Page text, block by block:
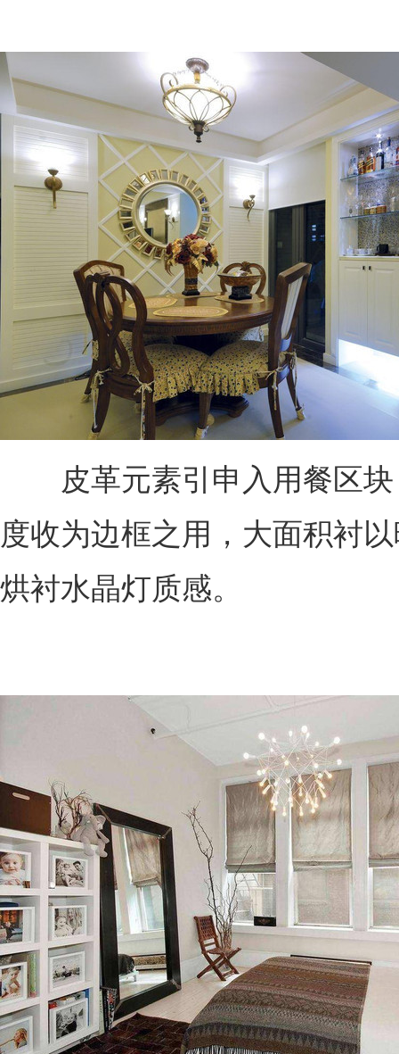
皮革元素引申入用餐区块
度收为边框之用，大面积衬
烘衬水晶灯质感。